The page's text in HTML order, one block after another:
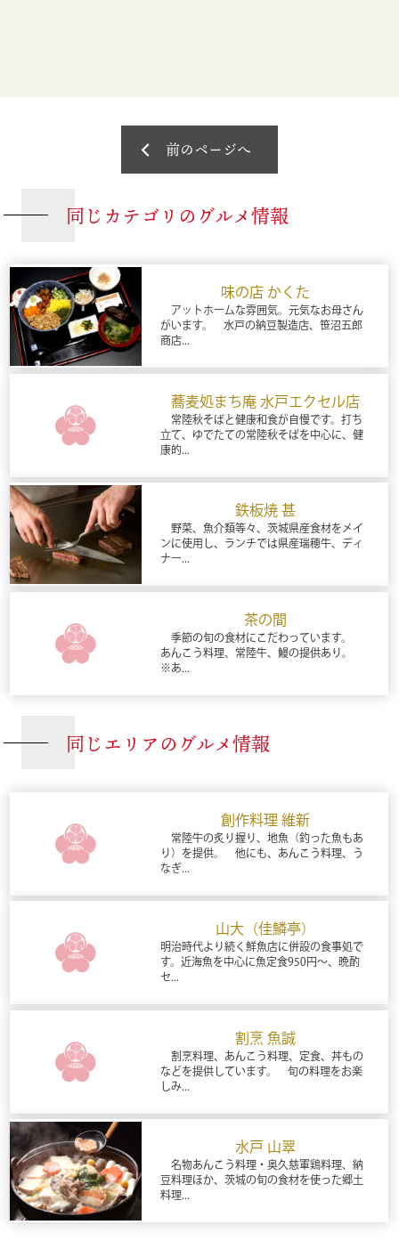
前のページへ
同じカテゴリのグルメ情報
味の店 かくた
アットホームな雰囲気。元気なお母さん
がいます。 水戸の納豆製造店、笹沼五郎
商店...
蕎麦処まち庵 水戸エクセル店
常陸秋そばと健康和食が自慢です。打ち
立て、ゆでたての常陸秋そばを中心に、健
康的...
鉄板焼 甚
野菜、魚介類等々、茨城県産食材をメイ
ンに使用し、ランチでは県産瑞穂牛、ディ
ナー...
茶の間
季節の旬の食材にこだわっています。
あんこう料理、常陸牛、鰻の提供あり。
※あ...
同じエリアのグルメ情報
創作料理 維新
常陸牛の炙り握り、地魚（釣った魚もあ
り）を提供。 他にも、あんこう料理、う
なぎ...
山大（佳鱗亭）
明治時代より続く鮮魚店に併設の食事処で
す。近海魚を中心に魚定食950円～、晩酌
セ...
割烹 魚誠
割烹料理、あんこう料理、定食、丼もの
などを提供しています。 旬の料理をお楽
しみ...
水戸 山翠
名物あんこう料理・奥久慈軍鶏料理、納
豆料理ほか、茨城の旬の食材を使った郷土
料理...